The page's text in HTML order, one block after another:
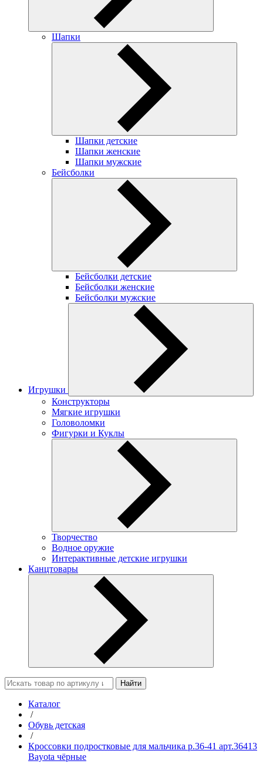
Шапки
Шапки детские
Шапки женские
Шапки мужские
Бейсболки
Бейсболки детские
Бейсболки женские
Бейсболки мужские
Игрушки
Конструкторы
Мягкие игрушки
Головоломки
Фигурки и Куклы
Творчество
Водное оружие
Интерактивные детские игрушки
Канцтовары
Найти
Каталог
/
Обувь детская
/
Кроссовки подростковые для мальчика р.36-41 арт.36413
Bayota чёрные